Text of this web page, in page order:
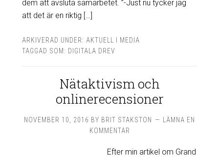
dem att avsluta samarbetet. ”-Just nu tycker jag
att det är en riktig […]
ARKIVERAD UNDER: AKTUELL I MEDIA
TAGGAD SOM: DIGITALA DREV
Nätaktivism och
onlinerecensioner
NOVEMBER 10, 2016 BY BRIT STAKSTON
LÄMNA EN
KOMMENTAR
Efter min artikel om Grand